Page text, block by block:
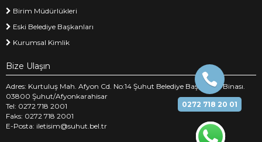
0272 718 20 01
Birim Müdürlükleri
Eski Belediye Başkanları
Kurumsal Kimlik
Bize Ulaşın
Adres: Kurtuluş Mah. Afyon Cd. No:14 Şuhut Belediye Başkanlığı Binası.
03800 Şuhut/Afyonkarahisar
Tel: 0272 718 2001
Faks: 0272 718 2001
E-Posta: iletisim@suhut.bel.tr